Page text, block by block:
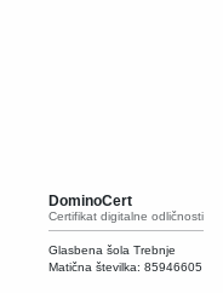
DominoCert
Certifikat digitalne odličnosti
Glasbena šola Trebnje
Matična številka: 85946605